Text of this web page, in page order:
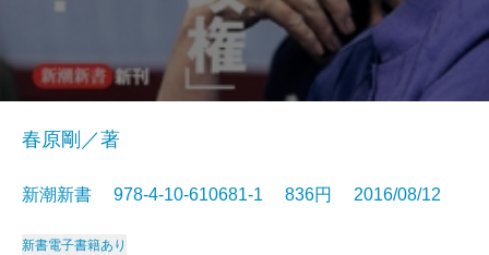
春原剛／著
新潮新書 978-4-10-610681-1 836円 2016/08/12
新書電子書籍あり